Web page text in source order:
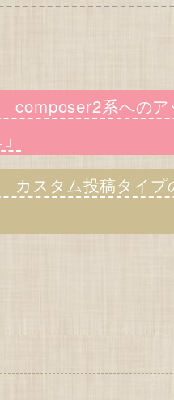
composer2系への
カスタム投稿タイ